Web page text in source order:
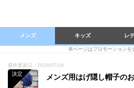
メンズ キッズ レ
本ページはプロモーションを
最終更新日：2026/07/24
決定 メンズ用はげ隠し帽子の